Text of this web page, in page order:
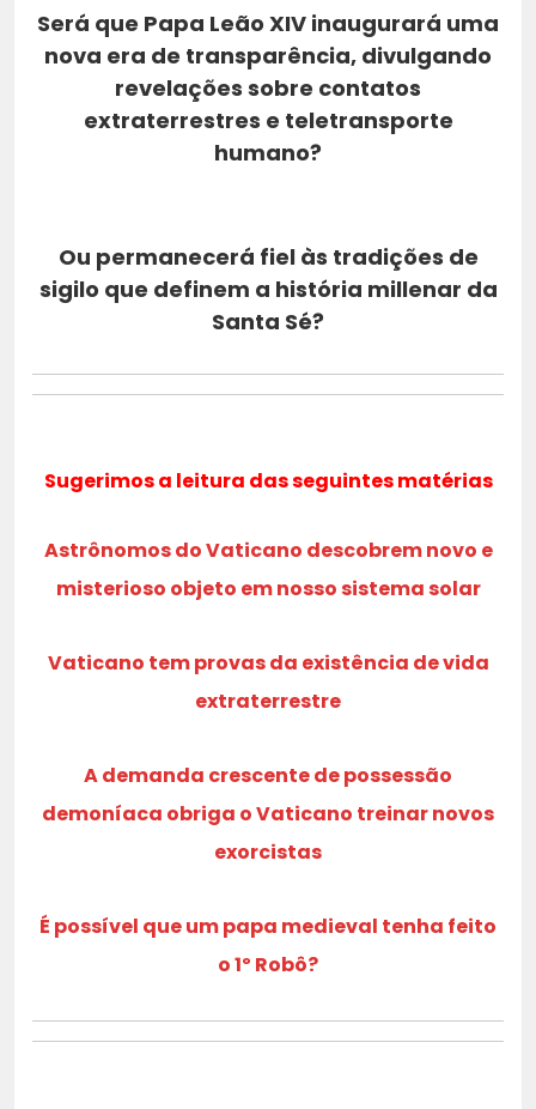
Será que Papa Leão XIV inaugurará uma
nova era de transparência, divulgando
revelações sobre contatos
extraterrestres e teletransporte
humano?
Ou permanecerá fiel às tradições de
sigilo que definem a história millenar da
Santa Sé?
Sugerimos a leitura das seguintes matérias
Astrônomos do Vaticano descobrem novo e
misterioso objeto em nosso sistema solar
Vaticano tem provas da existência de vida
extraterrestre
A demanda crescente de possessão
demoníaca obriga o Vaticano treinar novos
exorcistas
É possível que um papa medieval tenha feito
o 1º Robô?